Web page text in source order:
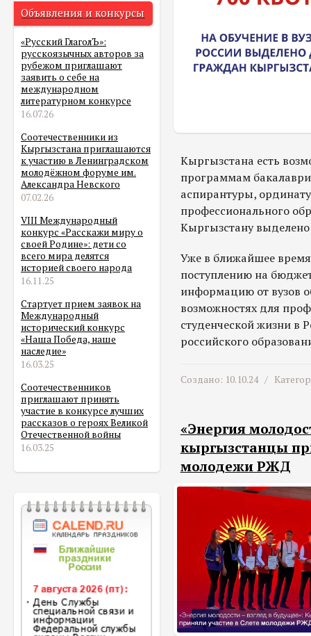
Объявления и конкурсы
«Русский ГлаголЪ»:
русскоязычных авторов за
рубежом приглашают
заявить о себе на
международном
литературном конкурсе
16.07.26
Соотечественники из
Кыргызстана приглашаются
к участию в Ленинградском
молодёжном форуме им.
Александра Невского
07.02.26
VIII Международный
конкурс «Расскажи миру о
своей Родине»: дети со
всего мира делятся
историей своего народа
16.11.25
Стартует прием заявок на
Международный
исторический конкурс
«Наша Победа, наше
наследие»
16.03.25
Соотечественников
приглашают принять
участие в конкурсе лучших
рассказов о героях Великой
Отечественной войны
16.03.25
Кыргызстана есть
программам
аспирантуры,
профессионального
Кыргызстану выделено
Уже в ближайшее
поступлению на
информацию от вузов
возможностях для
студенческой жизни в
российского
Создано: 10.10.24 /
«Энергия
кыргызстанцы
молодежи РЖД